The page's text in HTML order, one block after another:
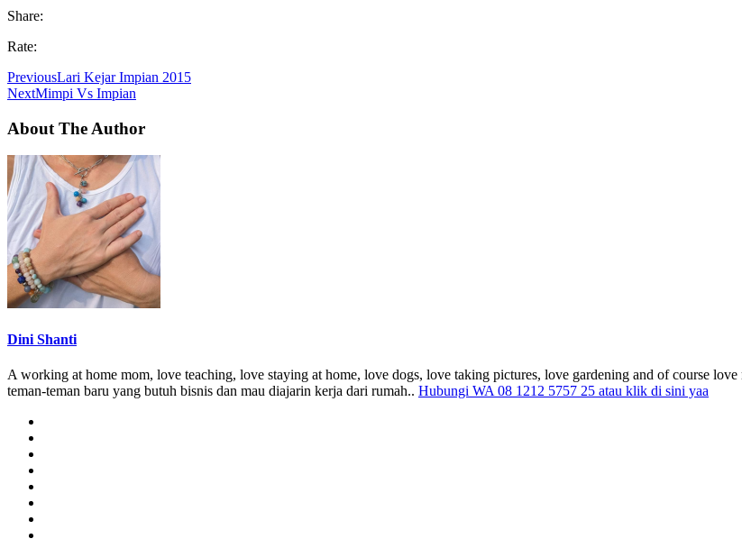
Share:
Rate:
PreviousLari Kejar Impian 2015
NextMimpi Vs Impian
About The Author
Dini Shanti
A working at home mom, love teaching, love staying at home, love dogs, love taking pictures, love gardening and of course
teman-teman baru yang butuh bisnis dan mau diajarin kerja dari rumah.. Hubungi WA 08 1212 5757 25 atau klik di sini yaa